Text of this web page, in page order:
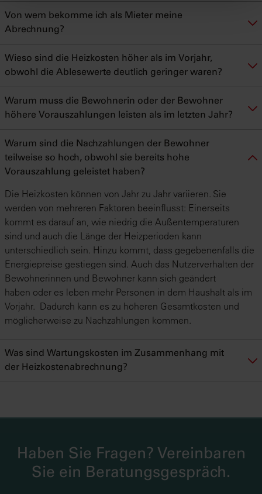
Von wem bekomme ich als Mieter meine
Abrechnung?
Wieso sind die Heizkosten höher als im Vorjahr,
obwohl die Ablesewerte deutlich geringer waren?
Warum muss die Bewohnerin oder der Bewohner
höhere Vorauszahlungen leisten als im letzten Jahr?
Warum sind die Nachzahlungen der Bewohner
teilweise so hoch, obwohl sie bereits hohe
Vorauszahlung geleistet haben?
Die Heizkosten können von Jahr zu Jahr variieren. Sie
werden von mehreren Faktoren beeinflusst: Einerseits
kommt es darauf an, wie niedrig die Außentemperaturen
sind und auch die Länge der Heizperioden kann
unterschiedlich sein. Hinzu kommt, dass gegebenenfalls die
Energiepreise gestiegen sind. Auch das Nutzerverhalten der
Bewohnerinnen und Bewohner kann sich geändert
haben oder es leben mehr Personen in dem Haushalt als im
Vorjahr. Dadurch kann es zu höheren Gesamtkosten und
möglicherweise zu Nachzahlungen kommen.
Was sind Wartungskosten im Zusammenhang mit
der Heizkostenabrechnung?
Haben Sie Fragen? Vereinbaren
Sie ein Beratungsgespräch.